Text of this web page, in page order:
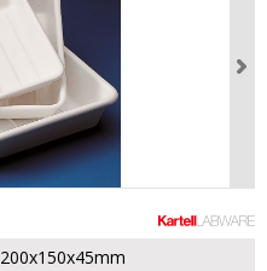
200x150x45mm